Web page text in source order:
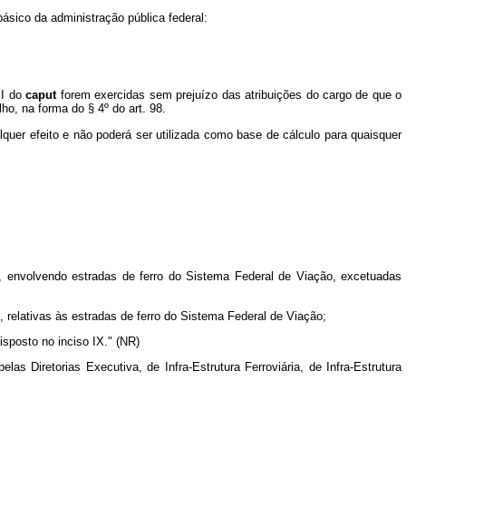
da administração pública federal:
docaput forem exercidas sem prejuízo das atribuições do cargo de que o
na forma do § 4º do art. 98.
efeito e não poderá ser utilizada como base de cálculo para quaisquer
estradas de ferro do Sistema Federal de Viação, excetuadas
às estradas de ferro do Sistema Federal de Viação;
no inciso IX." (NR)
Diretorias Executiva, de Infra-Estrutura Ferroviária, de Infra-Estrutura